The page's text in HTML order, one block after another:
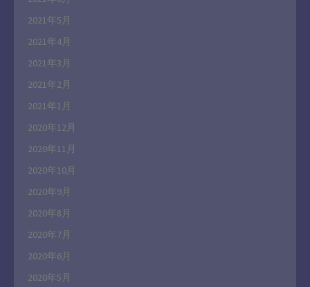
2021年5月
2021年4月
2021年3月
2021年2月
2021年1月
2020年12月
2020年11月
2020年10月
2020年9月
2020年8月
2020年7月
2020年6月
2020年5月